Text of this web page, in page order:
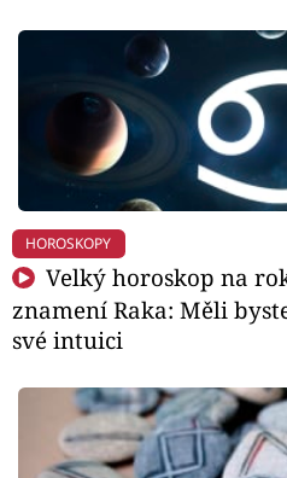
HOROSKOPY
Velký horoskop na
znamení Raka: Měli
své intuici